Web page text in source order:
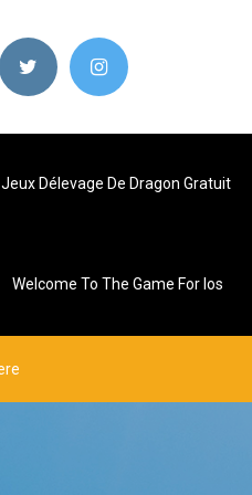
Jeux Délevage De Dragon Gratuit
Welcome To The Game For Ios